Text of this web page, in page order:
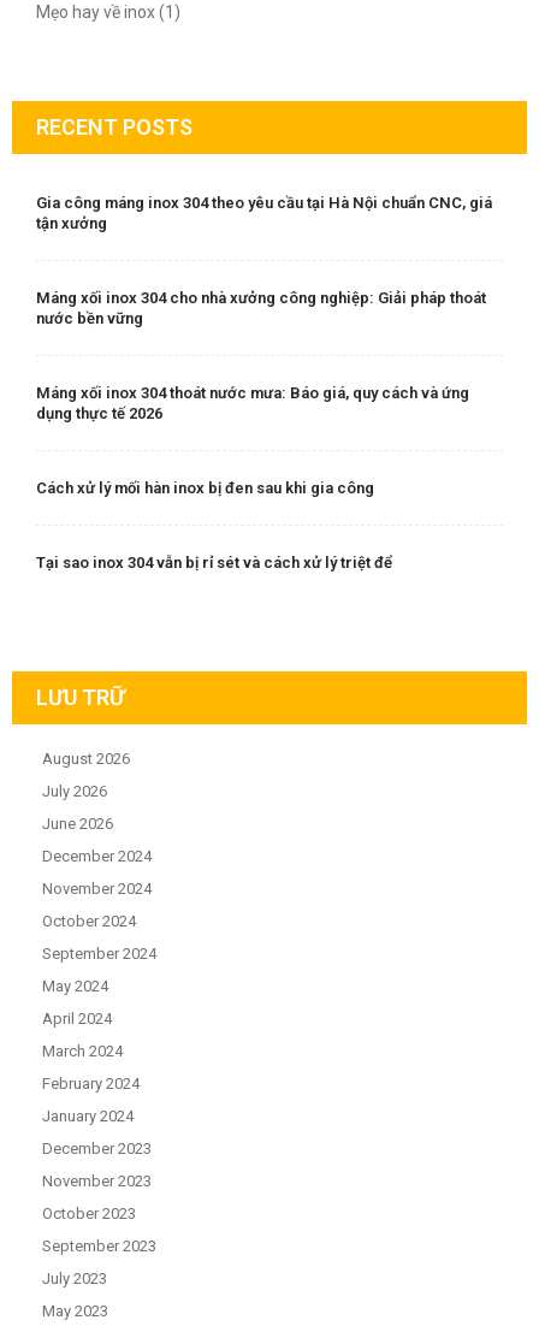
Mẹo hay về inox (1)
RECENT POSTS
Gia công máng inox 304 theo yêu cầu tại Hà Nội chuẩn CNC, giá
tận xưởng
Máng xối inox 304 cho nhà xưởng công nghiệp: Giải pháp thoát
nước bền vững
Máng xối inox 304 thoát nước mưa: Báo giá, quy cách và ứng
dụng thực tế 2026
Cách xử lý mối hàn inox bị đen sau khi gia công
Tại sao inox 304 vẫn bị rỉ sét và cách xử lý triệt để
LƯU TRỮ
August 2026
July 2026
June 2026
December 2024
November 2024
October 2024
September 2024
May 2024
April 2024
March 2024
February 2024
January 2024
December 2023
November 2023
October 2023
September 2023
July 2023
May 2023